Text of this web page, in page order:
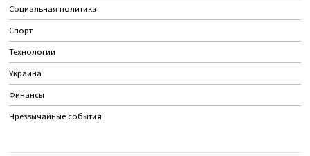
Социальная политика
Спорт
Технологии
Украина
Финансы
Чрезвычайные события